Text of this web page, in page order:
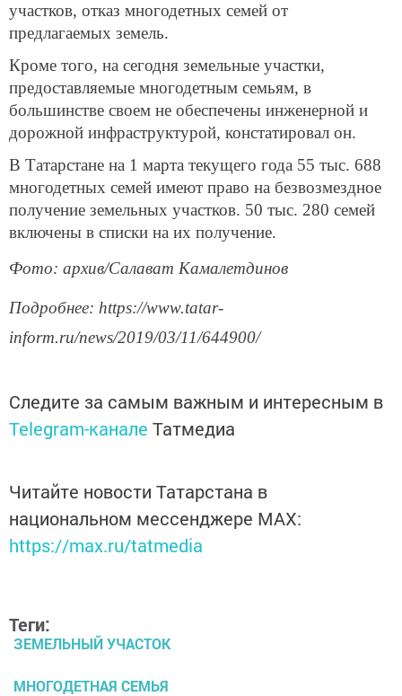
участков, отказ многодетных семей от
предлагаемых земель.
Кроме того, на сегодня земельные участки,
предоставляемые многодетным семьям, в
большинстве своем не обеспечены инженерной и
дорожной инфраструктурой, констатировал он.
В Татарстане на 1 марта текущего года 55 тыс. 688
многодетных семей имеют право на безвозмездное
получение земельных участков. 50 тыс. 280 семей
включены в списки на их получение.
Фото: архив/Салават Камалетдинов
Подробнее: https://www.tatar-
inform.ru/news/2019/03/11/644900/
Следите за самым важным и интересным в
Telegram-канале Татмедиа
Читайте новости Татарстана в
национальном мессенджере MАХ:
https://max.ru/tatmedia
Теги:
ЗЕМЕЛЬНЫЙ УЧАСТОК
МНОГОДЕТНАЯ СЕМЬЯ